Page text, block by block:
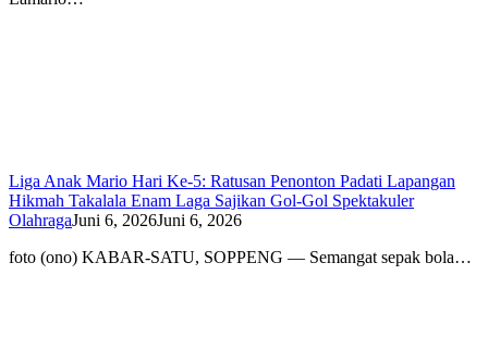
Liga Anak Mario Hari Ke-5: Ratusan Penonton Padati Lapangan
Hikmah Takalala Enam Laga Sajikan Gol-Gol Spektakuler
OlahragaJuni 6, 2026Juni 6, 2026
foto (ono) KABAR-SATU, SOPPENG — Semangat sepak bola…